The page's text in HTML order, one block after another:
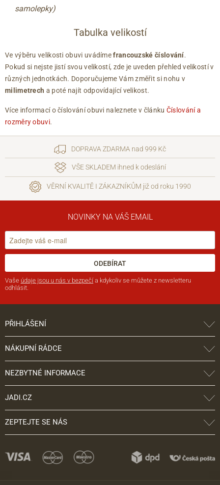
samolepky)
Tabulka velikostí
Ve výběru velikosti obuvi uvádímefrancouzské číslování.
Pokud si nejste jistí svou velikostí, zde je uveden přehled velikostí v
různých jednotkách. Doporučujeme Vám změřit si nohu v
milimetrech a poté najít odpovídající velikost.
Více informací o číslování obuvi naleznete v článku Číslování a
rozměry obuvi.
DOPRAVA ZDARMA nad 999 Kč
VŠE SKLADEM ihned k odeslání
VĚRNÍ KVALITĚ I ZÁKAZNÍKŮM již od roku 1990
NOVINKY NA VÁŠ EMAIL
ODEBÍRAT
Vaše údaje jsou u nás v bezpečí a kdykoliv se můžete z newsletteru
odhlásit.
PŘIHLÁŠENÍ
NÁKUPNÍ RÁDCE
NEZBYTNÉ INFORMACE
JADI.CZ
ZEPTEJTE SE NÁS